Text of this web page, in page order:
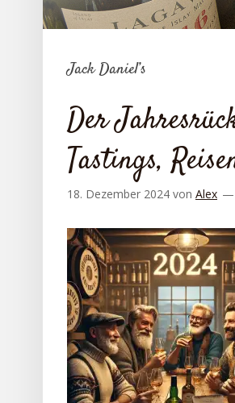
Jack Daniel’s
Der
Tastings,
18. Dezember 2024 von Alex